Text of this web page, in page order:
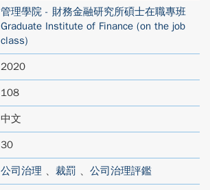
管理學院 - 財務金融研究所碩士在職專班
Graduate Institute of Finance (on the job
class)
2020
108
中文
30
公司治理 、 裁罰 、 公司治理評鑑